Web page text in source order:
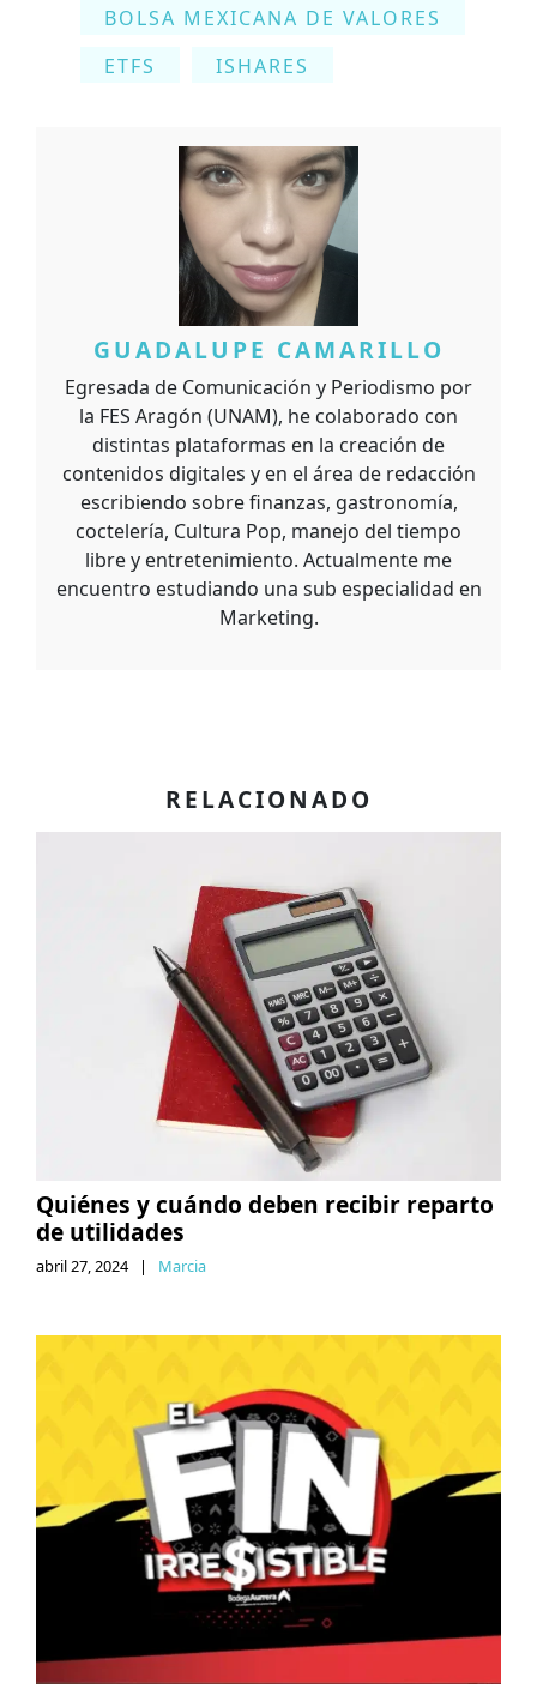
BOLSA MEXICANA DE VALORES
ETFS
ISHARES
GUADALUPE CAMARILLO
Egresada de Comunicación y Periodismo por
la FES Aragón (UNAM), he colaborado con
distintas plataformas en la creación de
contenidos digitales y en el área de redacción
escribiendo sobre finanzas, gastronomía,
coctelería, Cultura Pop, manejo del tiempo
libre y entretenimiento. Actualmente me
encuentro estudiando una sub especialidad en
Marketing.
RELACIONADO
Quiénes y cuándo deben recibir reparto
de utilidades
abril 27, 2024 | Marcia